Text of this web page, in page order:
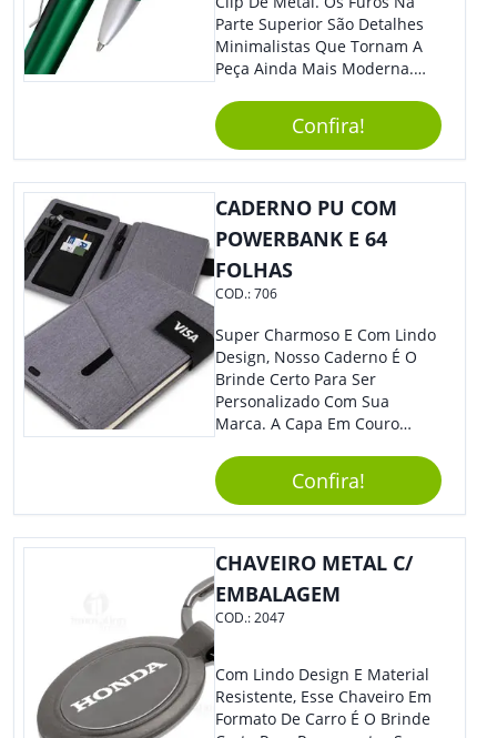
Parte Superior São Detalhes
Minimalistas Que Tornam A
Peça Ainda Mais Moderna.
Em Que Deseja Presentear
Seus Convidados E Clientes.
Acionamento Por Clic.
Confira!
CADERNO PU COM
POWERBANK E 64
FOLHAS
COD.:706
Super Charmoso E Com Lindo
Design, Nosso Caderno É O
Brinde Certo Para Ser
Personalizado Com Sua
Marca. A Capa Em Couro
Elástico Permite Maior
Segurança Ao Carregá-Lo.
Ofereça A Seus Clientes E
Colaboradores, Sem Dúvidas
Eles Irão Adorar.
Confira!
CHAVEIRO METAL C/
EMBALAGEM
COD.:2047
Com Lindo Design E Material
Resistente, Esse Chaveiro Em
Formato De Carro É O Brinde